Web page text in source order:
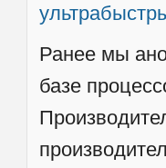
Ранее мы
базе